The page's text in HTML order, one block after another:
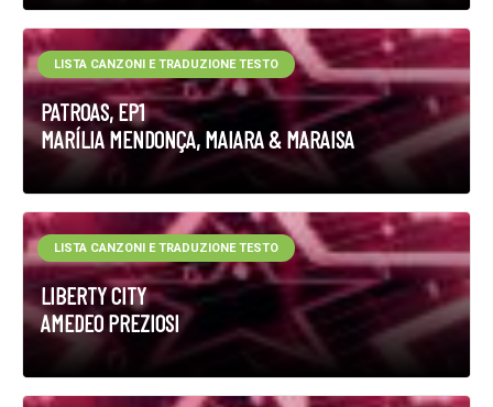
PATROAS, EP1
MARÍLIA MENDONÇA, MAIARA & MARAISA
LISTA CANZONI E TRADUZIONE TESTO
LIBERTY CITY
AMEDEO PREZIOSI
LISTA CANZONI E TRADUZIONE TESTO